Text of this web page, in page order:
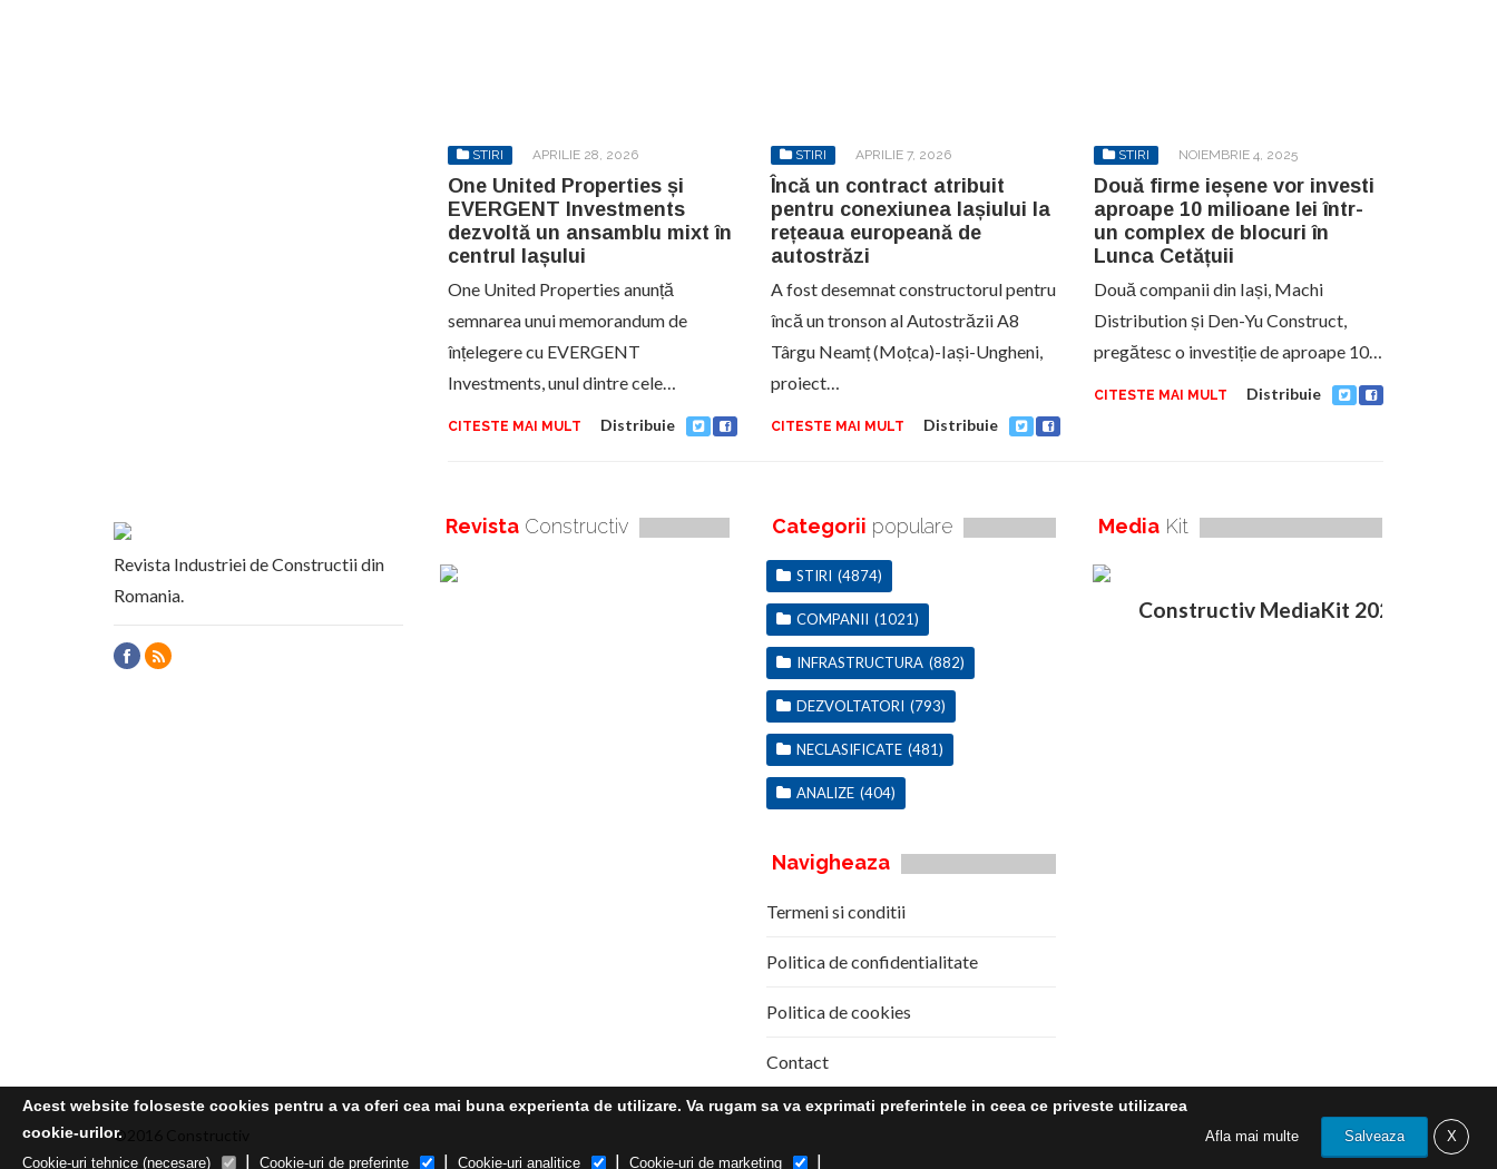
STIRI APRILIE 28, 2026
One United Properties și
EVERGENT Investments
dezvoltă un ansamblu mixt în
centrul Iașului
One United Properties anunță
semnarea unui memorandum de
înțelegere cu EVERGENT
Investments, unul dintre cele…
CITESTE MAI MULT Distribuie
STIRI APRILIE 7, 2026
Încă un contract atribuit
pentru conexiunea Iașiului la
rețeaua europeană de
autostrăzi
A fost desemnat constructorul pentru
încă un tronson al Autostrăzii A8
Târgu Neamț (Moțca)-Iași-Ungheni,
proiect…
CITESTE MAI MULT Distribuie
STIRI NOIEMBRIE 4, 2025
Două firme ieșene vor investi
aproape 10 milioane lei într-
un complex de blocuri în
Lunca Cetățuii
Două companii din Iași, Machi
Distribution și Den-Yu Construct,
pregătesc o investiție de aproape 10…
CITESTE MAI MULT Distribuie
Revista Industriei de Constructii din
Romania.
Revista Constructiv Categorii populare
STIRI (4874)
COMPANII (1021)
INFRASTRUCTURA (882)
DEZVOLTATORI (793)
NECLASIFICATE (481)
ANALIZE (404)
Navigheaza
Termeni si conditii
Politica de confidentialitate
Politica de cookies
Contact
Media Kit
Constructiv MediaKit 2020
©2016 Constructiv
Acest website foloseste cookies pentru a va oferi cea mai buna experienta de utilizare. Va rugam sa va exprimati preferintele in ceea ce priveste utilizarea
cookie-urilor.
Cookie-uri tehnice (necesare) Cookie-uri de preferinte Cookie-uri analitice Cookie-uri de marketing
Afla mai multe Salveaza X